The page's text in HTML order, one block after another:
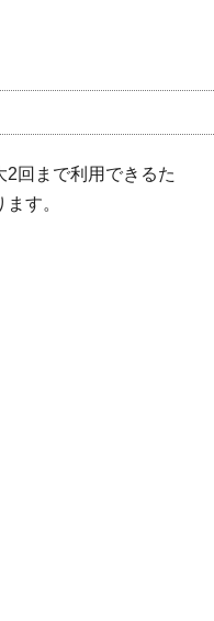
回まで利用できるた
す。